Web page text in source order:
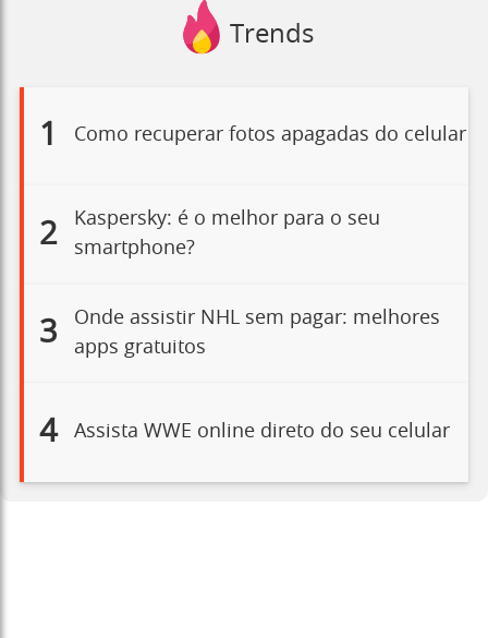
Trends
1 Como recuperar fotos apagadas do celular
2
Kaspersky: é o melhor para o seu
smartphone?
3
Onde assistir NHL sem pagar: melhores
apps gratuitos
4 Assista WWE online direto do seu celular